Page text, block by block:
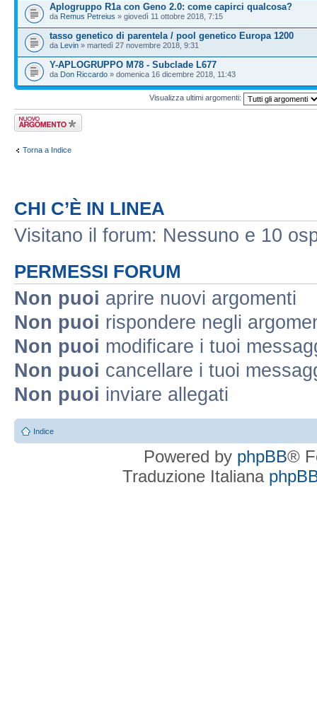
Aplogruppo R1a con Geno 2.0: come capirci qualcosa?
da Remus Petreius » giovedì 11 ottobre 2018, 7:15
tasso genetico di parentela / pool genetico Europa 1200
da Levin » martedì 27 novembre 2018, 9:31
Y-APLOGRUPPO M78 - Subclade L677
da Don Riccardo » domenica 16 dicembre 2018, 11:43
Visualizza ultimi argomenti:
Scrivi un nuovo
argomento
Torna a Indice
CHI C’È IN LINEA
Visitano il forum: Nessuno e 10
PERMESSI FORUM
Non puoi aprire nuovi argomenti
Non puoi rispondere negli
Non puoi modificare i tuoi
Non puoi cancellare i tuoi
Non puoi inviare allegati
Indice
Powered by phpBB®
Traduzione Italiana